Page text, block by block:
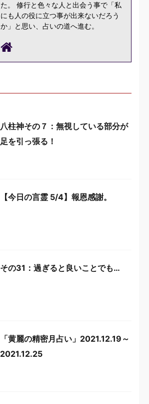
た。 修行と色々な人と出会う事で「私
にも人の役に立つ事が出来ないだろう
か」と思い、占いの道へ進む。
八柱神その７：無視している部分が
足を引っ張る！
【今日の言霊 5/4】報恩感謝。
その31：過ぎると良いことでも…
「黄麗の精密月占い」2021.12.19～
2021.12.25